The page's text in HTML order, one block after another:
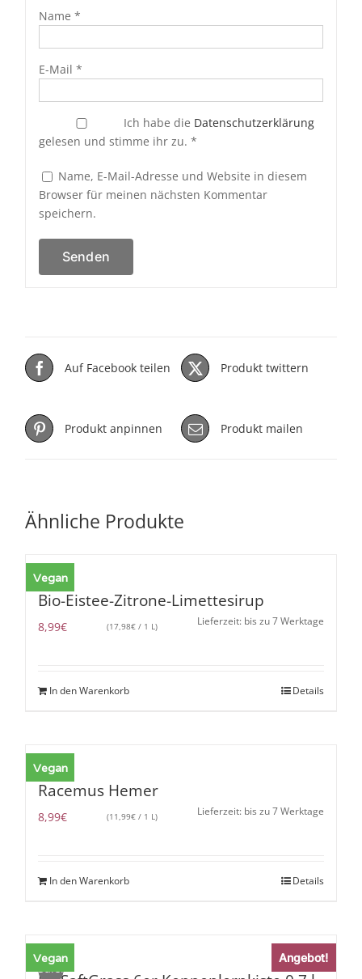
Name *
E-Mail *
Ich habe die Datenschutzerklärung
gelesen und stimme ihr zu. *
Name, E-Mail-Adresse und Website in diesem
Browser für meinen nächsten Kommentar
speichern.
Auf Facebook teilen Produkt twittern
Produkt anpinnen Produkt mailen
Ähnliche Produkte
Vegan
Bio-Eistee-Zitrone-Limettesirup
8,99€ (17,98€ / 1 L) Lieferzeit: bis zu 7 Werktage
In den Warenkorb Details
Vegan
Racemus Hemer
8,99€ (11,99€ / 1 L) Lieferzeit: bis zu 7 Werktage
In den Warenkorb Details
Sale!
Vegan Angebot!